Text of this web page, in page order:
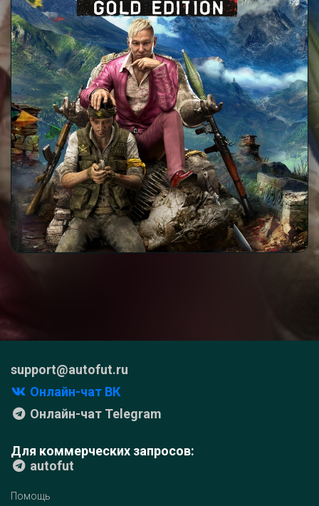
support@autofut.ru
Онлайн-чат ВК
Онлайн-чат Telegram
Для коммерческих запросов:
autofut
Помощь